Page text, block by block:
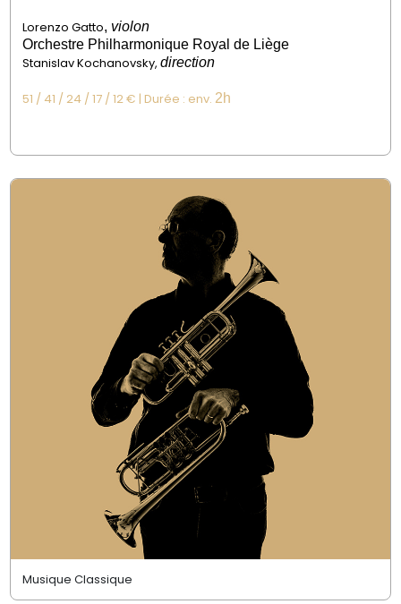
Lorenzo Gatto, violon
Orchestre Philharmonique Royal de Liège
StanislavKochanovsky, direction
51 / 41 / 24 /17 /12€ | Durée : env. 2h
Musique Classique